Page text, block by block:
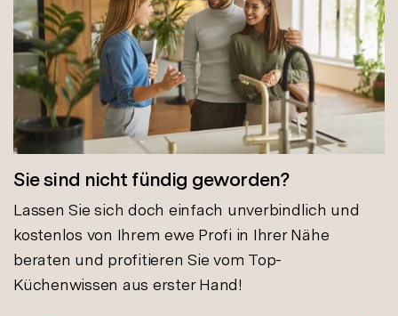
Sie sind nicht fündig geworden?
Lassen Sie sich doch einfach unverbindlich und
kostenlos von Ihrem ewe Profi in Ihrer Nähe
beraten und profitieren Sie vom Top-
Küchenwissen aus erster Hand!